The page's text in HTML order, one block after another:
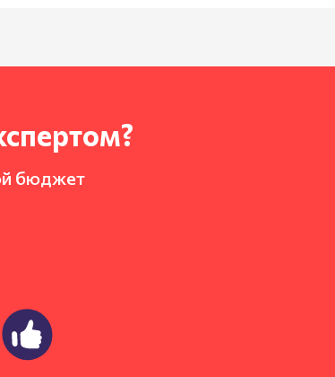
бюджет